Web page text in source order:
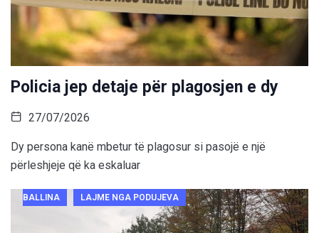
Policia jep detaje për plagosjen e dy
27/07/2026
Dy persona kanë mbetur të plagosur si pasojë e një
përleshjeje që ka eskaluar
BALLINA LAJME NGA PODUJEVA